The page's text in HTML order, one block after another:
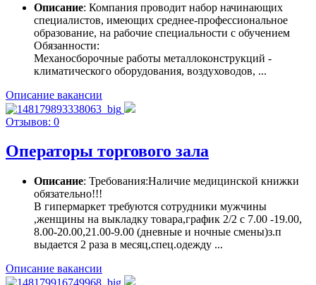
Описание: Компания проводит набор начинающих
специалистов, имеющих среднее-профессиональное
образование, на рабочие специальности с обучением
Обязанности:
Механосборочные работы металлоконструкций -
климатического оборудования, воздуховодов, ...
Описание вакансии
Отзывов: 0
Операторы торгового зала
Описание: Требования:Наличие медицинской книжки
обязательно!!!
В гипермаркет требуются сотрудники мужчины
,женщины на выкладку товара,график 2/2 с 7.00 -19.00,
8.00-20.00,21.00-9.00 (дневные и ночные смены)з.п
выдается 2 раза в месяц,спец.одежду ...
Описание вакансии